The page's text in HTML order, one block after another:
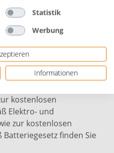
kostenlosen
Elektro- und
zur kostenlosen
finden Sie
Statistik
Werbung
Informationen